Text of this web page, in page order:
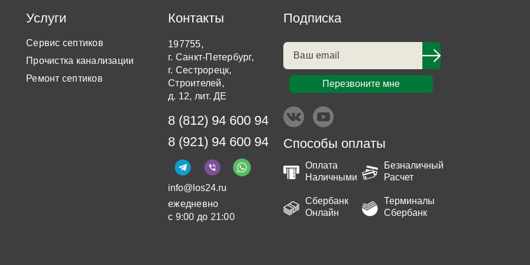
Услуги
Сервис септиков
Прочистка канализации
Ремонт септиков
Контакты
197755,
г. Санкт-Петербург,
г. Сестрорецк,
Строителей,
д. 12, лит. ДЕ
8 (812) 94 600 94
8 (921) 94 600 94
info@los24.ru
ежедневно
с 9:00 до 21:00
Подписка
Перезвоните мне
Способы оплаты
Оплата
Наличными
Безналичный
Расчет
Сбербанк
Онлайн
Терминалы
Сбербанк